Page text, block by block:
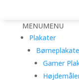
MENUMENU
Plakater
Gamer